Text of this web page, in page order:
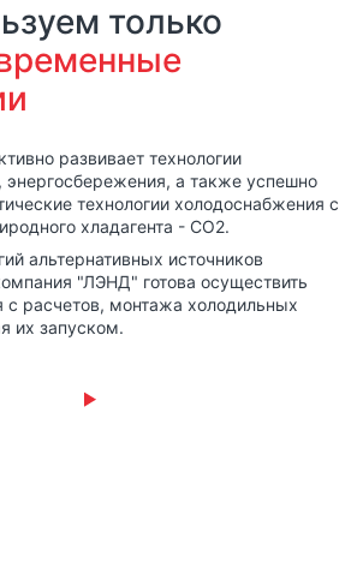
только
развивает технологии
энергосбережения, а также успешно
технологии холодоснабжения с
хладагента - СО2.
альтернативных источников
"ЛЭНД" готова осуществить
с расчетов, монтажа холодильных
их запуском.